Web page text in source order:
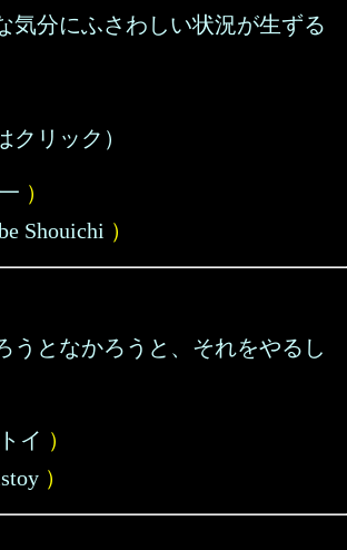
気分にふさわしい状況が生ずる
クリック）
）
Shouichi ）
うとなかろうと、それをやるし
イ ）
）